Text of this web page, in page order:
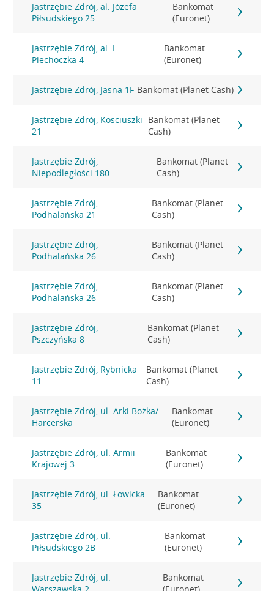
Jastrzębie Zdrój, al. Józefa
Piłsudskiego 25
Bankomat
(Euronet)
Jastrzębie Zdrój, al. L.
Piechoczka 4
Bankomat
(Euronet)
Jastrzębie Zdrój, Jasna 1F Bankomat (Planet Cash)
Jastrzębie Zdrój, Kosciuszki
21
Bankomat (Planet
Cash)
Jastrzębie Zdrój,
Niepodległości 180
Bankomat (Planet
Cash)
Jastrzębie Zdrój,
Podhalańska 21
Bankomat (Planet
Cash)
Jastrzębie Zdrój,
Podhalańska 26
Bankomat (Planet
Cash)
Jastrzębie Zdrój,
Podhalańska 26
Bankomat (Planet
Cash)
Jastrzębie Zdrój,
Pszczyńska 8
Bankomat (Planet
Cash)
Jastrzębie Zdrój, Rybnicka
11
Bankomat (Planet
Cash)
Jastrzębie Zdrój, ul. Arki Bożka/
Harcerska
Bankomat
(Euronet)
Jastrzębie Zdrój, ul. Armii
Krajowej 3
Bankomat
(Euronet)
Jastrzębie Zdrój, ul. Łowicka
35
Bankomat
(Euronet)
Jastrzębie Zdrój, ul.
Piłsudskiego 2B
Bankomat
(Euronet)
Jastrzębie Zdrój, ul.
Bankomat